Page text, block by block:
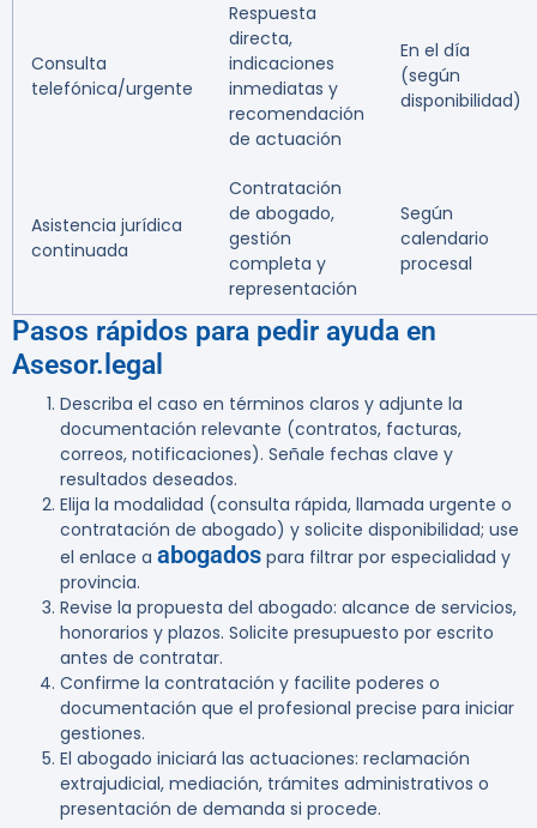
Consulta
telefónica/urgente
Respuesta
directa,
indicaciones
inmediatas y
recomendación
de actuación
En el día
(según
disponibilidad)
Asistencia jurídica
continuada
Contratación
de abogado,
gestión
completa y
representación
Según
calendario
procesal
Pasos rápidos para pedir ayuda en
Asesor.legal
Describa el caso en términos claros y adjunte la
documentación relevante (contratos, facturas,
correos, notificaciones). Señale fechas clave y
resultados deseados.
Elija la modalidad (consulta rápida, llamada urgente o
contratación de abogado) y solicite disponibilidad; use
el enlace a abogados para filtrar por especialidad y
provincia.
Revise la propuesta del abogado: alcance de servicios,
honorarios y plazos. Solicite presupuesto por escrito
antes de contratar.
Confirme la contratación y facilite poderes o
documentación que el profesional precise para iniciar
gestiones.
El abogado iniciará las actuaciones: reclamación
extrajudicial, mediación, trámites administrativos o
presentación de demanda si procede.